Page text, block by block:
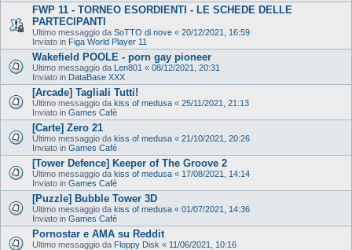
FWP 11 - TORNEO ESORDIENTI - LE SCHEDE DELLE
PARTECIPANTI
Ultimo messaggio da SoTTO di nove « 20/12/2021, 16:59
Inviato in Figa World Player 11
Wakefield POOLE - porn gay pioneer
Ultimo messaggio da Len801 « 08/12/2021, 20:31
Inviato in DataBase XXX
[Arcade] Tagliali Tutti!
Ultimo messaggio da kiss of medusa « 25/11/2021, 21:13
Inviato in Games Cafè
[Carte] Zero 21
Ultimo messaggio da kiss of medusa « 21/10/2021, 20:26
Inviato in Games Cafè
[Tower Defence] Keeper of The Groove 2
Ultimo messaggio da kiss of medusa « 17/08/2021, 14:14
Inviato in Games Cafè
[Puzzle] Bubble Tower 3D
Ultimo messaggio da kiss of medusa « 01/07/2021, 14:36
Inviato in Games Cafè
Pornostar e AMA su Reddit
Ultimo messaggio da Floppy Disk « 11/06/2021, 10:16